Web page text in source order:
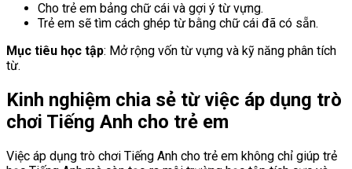
Cho trẻ em bảng chữ cái và gợi ý từ vựng.
Trẻ em sẽ tìm cách ghép từ bằng chữ cái đã có sẵn.
Mục tiêu học tập: Mở rộng vốn từ vựng và kỹ năng phân tích
từ.
Kinh nghiệm chia sẻ từ việc áp dụng trò
chơi Tiếng Anh cho trẻ em
Việc áp dụng trò chơi Tiếng Anh cho trẻ em không chỉ giúp trẻ